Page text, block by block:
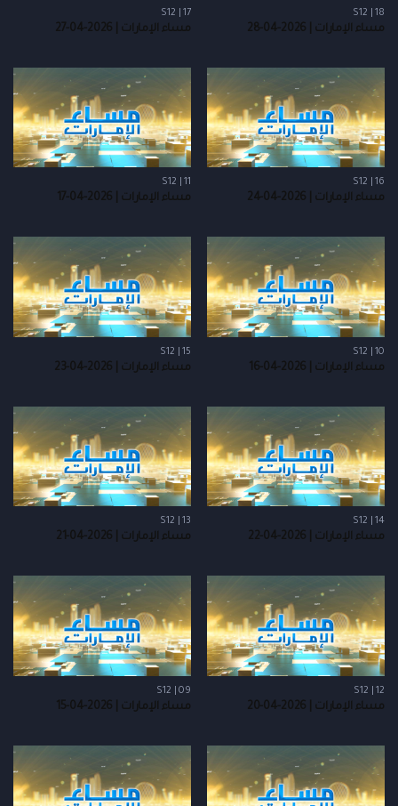
S12 | 18
مساء الإمارات | 2026-04-28
S12 | 17
مساء الإمارات | 2026-04-27
S12 | 16
مساء الإمارات | 2026-04-24
S12 | 11
مساء الإمارات | 2026-04-17
S12 | 10
مساء الإمارات | 2026-04-16
S12 | 15
مساء الإمارات | 2026-04-23
S12 | 14
مساء الإمارات | 2026-04-22
S12 | 13
مساء الإمارات | 2026-04-21
S12 | 12
مساء الإمارات | 2026-04-20
S12 | 09
مساء الإمارات | 2026-04-15